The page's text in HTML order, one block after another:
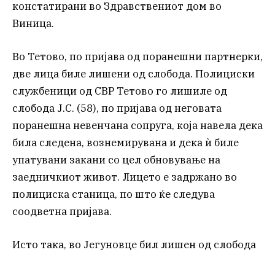
констатирани во Здравствениот дом во
Виница.
Во Тетово, по пријава од поранешни партнерки,
две лица биле лишени од слобода. Полициски
службеници од СВР Тетово го лишиле од
слобода Ј.С. (58), по пријава од неговата
поранешна невенчана сопруга, која навела дека
била следена, вознемирувана и дека ѝ биле
упатувани закани со цел обновување на
заедничкиот живот. Лицето е задржано во
полициска станица, по што ќе следува
соодветна пријава.
Исто така, во Јегуновце бил лишен од слобода